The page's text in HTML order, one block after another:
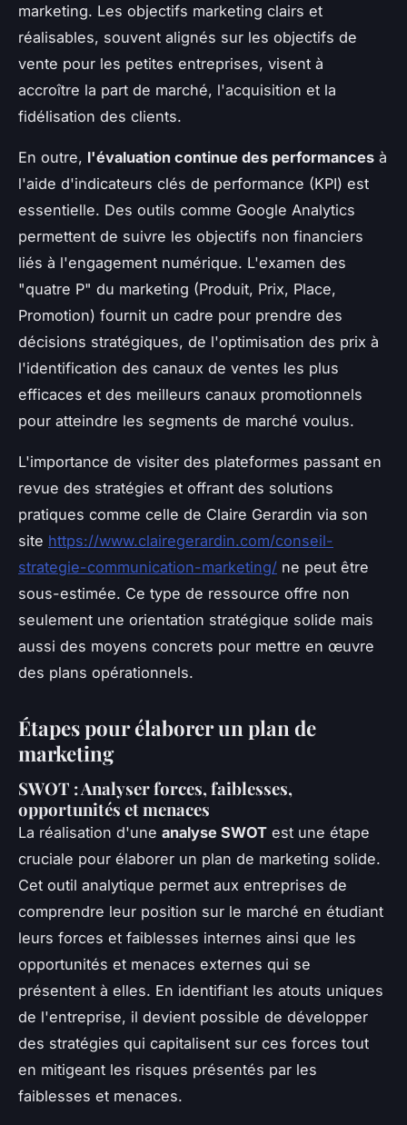
marketing. Les objectifs marketing clairs et
réalisables, souvent alignés sur les objectifs de
vente pour les petites entreprises, visent à
accroître la part de marché, l'acquisition et la
fidélisation des clients.
En outre, l'évaluation continue des performances à
l'aide d'indicateurs clés de performance (KPI) est
essentielle. Des outils comme Google Analytics
permettent de suivre les objectifs non financiers
liés à l'engagement numérique. L'examen des
"quatre P" du marketing (Produit, Prix, Place,
Promotion) fournit un cadre pour prendre des
décisions stratégiques, de l'optimisation des prix à
l'identification des canaux de ventes les plus
efficaces et des meilleurs canaux promotionnels
pour atteindre les segments de marché voulus.
L'importance de visiter des plateformes passant en
revue des stratégies et offrant des solutions
pratiques comme celle de Claire Gerardin via son
site https://www.clairegerardin.com/conseil-
strategie-communication-marketing/ ne peut être
sous-estimée. Ce type de ressource offre non
seulement une orientation stratégique solide mais
aussi des moyens concrets pour mettre en œuvre
des plans opérationnels.
Étapes pour élaborer un plan de
marketing
SWOT : Analyser forces, faiblesses,
opportunités et menaces
La réalisation d'une analyse SWOT est une étape
cruciale pour élaborer un plan de marketing solide.
Cet outil analytique permet aux entreprises de
comprendre leur position sur le marché en étudiant
leurs forces et faiblesses internes ainsi que les
opportunités et menaces externes qui se
présentent à elles. En identifiant les atouts uniques
de l'entreprise, il devient possible de développer
des stratégies qui capitalisent sur ces forces tout
en mitigeant les risques présentés par les
faiblesses et menaces.